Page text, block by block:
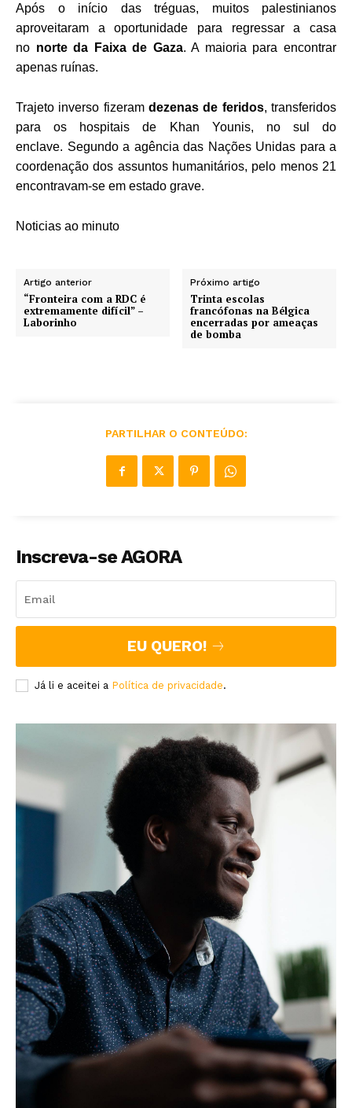
Após o início das tréguas, muitos palestinianos
aproveitaram a oportunidade para regressar a casa
no norte da Faixa de Gaza. A maioria para encontrar
apenas ruínas.
Trajeto inverso fizeram dezenas de feridos, transferidos
para os hospitais de Khan Younis, no sul do
enclave. Segundo a agência das Nações Unidas para a
coordenação dos assuntos humanitários, pelo menos 21
encontravam-se em estado grave.
Noticias ao minuto
Artigo anterior
“Fronteira com a RDC é
extremamente difícil” –
Laborinho
Próximo artigo
Trinta escolas
francófonas na Bélgica
encerradas por ameaças
de bomba
PARTILHAR O CONTEÚDO:
Inscreva-se AGORA
EU QUERO!
Já li e aceitei a Política de privacidade.